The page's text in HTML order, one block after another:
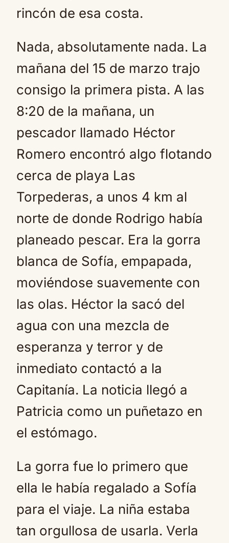
rincón de esa costa.
Nada, absolutamente nada. La
mañana del 15 de marzo trajo
consigo la primera pista. A las
8:20 de la mañana, un
pescador llamado Héctor
Romero encontró algo flotando
cerca de playa Las
Torpederas, a unos 4 km al
norte de donde Rodrigo había
planeado pescar. Era la gorra
blanca de Sofía, empapada,
moviéndose suavemente con
las olas. Héctor la sacó del
agua con una mezcla de
esperanza y terror y de
inmediato contactó a la
Capitanía. La noticia llegó a
Patricia como un puñetazo en
el estómago.
La gorra fue lo primero que
ella le había regalado a Sofía
para el viaje. La niña estaba
tan orgullosa de usarla. Verla